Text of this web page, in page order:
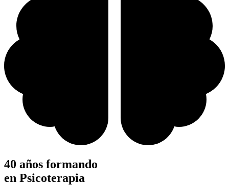
40 años formando
en Psicoterapia